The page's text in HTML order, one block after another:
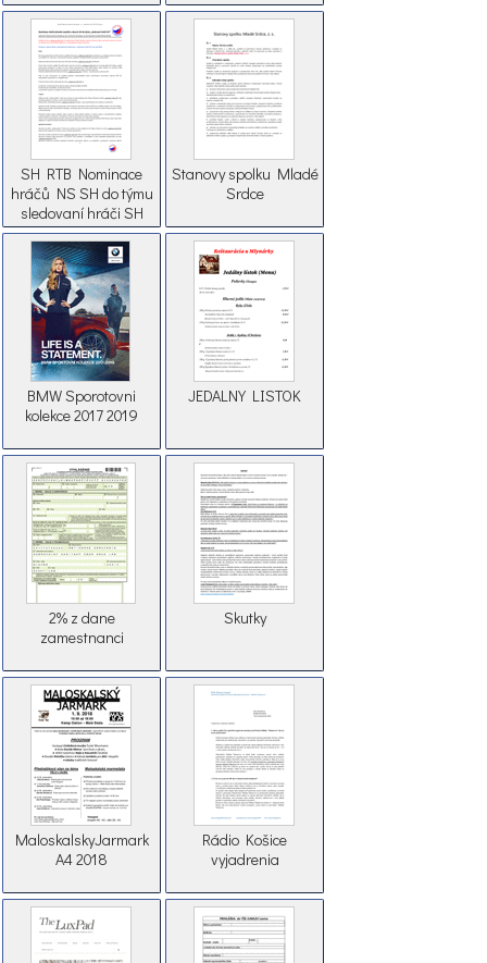
SH RTB Nominace
hráčů NS SH do týmu
sledovaní hráči SH
2018
Stanovy spolku Mladé
Srdce
BMW Sporotovni
kolekce 2017 2019
JEDALNY LISTOK
2% z dane
zamestnanci
Skutky
MaloskalskyJarmark
A4 2018
Rádio Košice
vyjadrenia